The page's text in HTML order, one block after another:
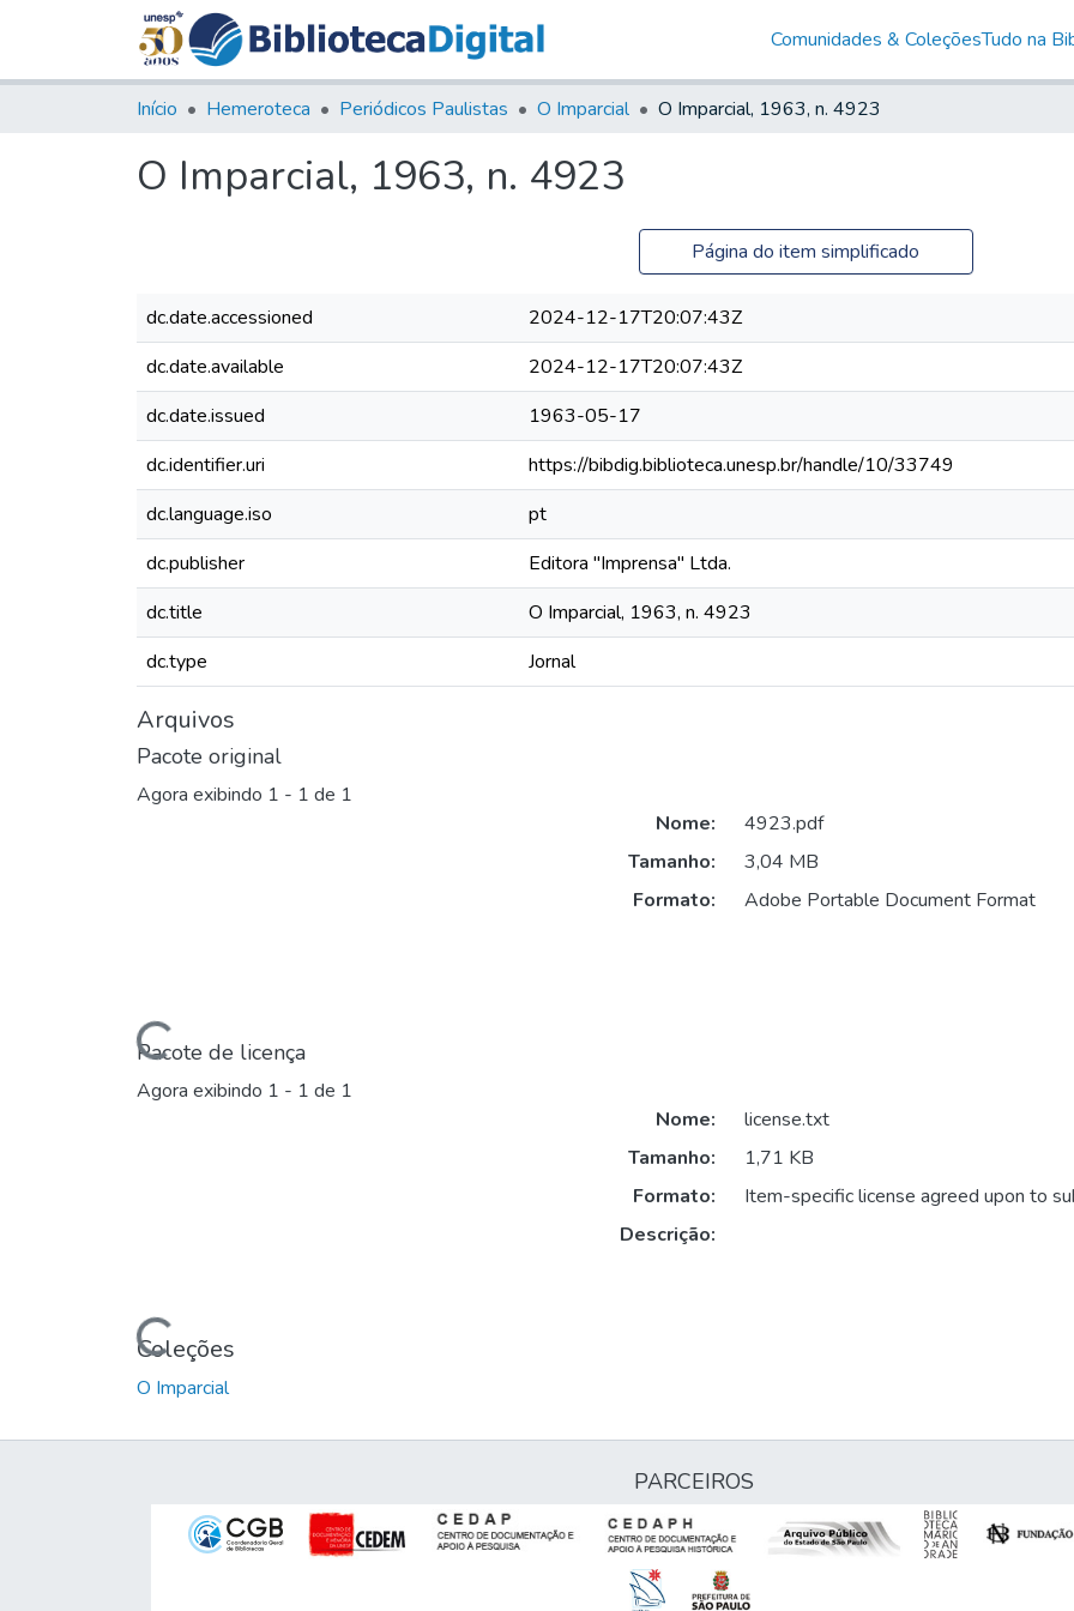
Comunidades & ColeçõesTudo na
Início Hemeroteca Periódicos Paulistas O Imparcial O Imparcial, 1963, n. 4923
O Imparcial, 1963, n. 4923
Página do item simplificado
dc.date.accessioned
2024-12-17T20:07:43Z
dc.date.available
2024-12-17T20:07:43Z
dc.date.issued
1963-05-17
dc.identifier.uri
https://bibdig.biblioteca.unesp.br/handle/10/33749
dc.language.iso
pt
dc.publisher
Editora "Imprensa" Ltda.
dc.title
O Imparcial, 1963, n. 4923
dc.type
Jornal
Arquivos
Pacote original
Agora exibindo 1 - 1 de 1
Carregando...
Nome:
4923.pdf
Tamanho:
3,04 MB
Formato:
Adobe Portable Document Format
Pacote de licença
Agora exibindo 1 - 1 de 1
Carregando...
Nome:
license.txt
Tamanho:
1,71 KB
Formato:
Item-specific license agreed upon to
Descrição:
Coleções
O Imparcial
PARCEIROS